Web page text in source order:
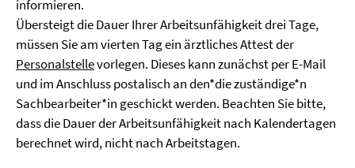
informieren.
Übersteigt die Dauer Ihrer Arbeitsunfähigkeit drei Tage,
müssen Sie am vierten Tag ein ärztliches Attest der
Personalstellevorlegen. Dieses kann zunächst per E-Mail
und im Anschluss postalisch an den*die zuständige*n
Sachbearbeiter*in geschickt werden. Beachten Sie bitte,
dass die Dauer der Arbeitsunfähigkeit nach Kalendertagen
berechnet wird, nicht nach Arbeitstagen.